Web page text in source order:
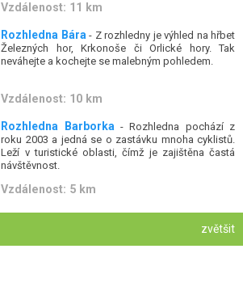
Vzdálenost: 11 km
Rozhledna Bára- Z rozhledny je výhled na hřbet
Železných hor, Krkonoše či Orlické hory. Tak
neváhejte a kochejte se malebným pohledem.
Vzdálenost: 10 km
Rozhledna Barborka - Rozhledna pochází z
roku 2003 a jedná se o zastávku mnoha cyklistů.
Leží v turistické oblasti, čímž je zajištěna častá
návštěvnost.
Vzdálenost: 5 km
zvětšit